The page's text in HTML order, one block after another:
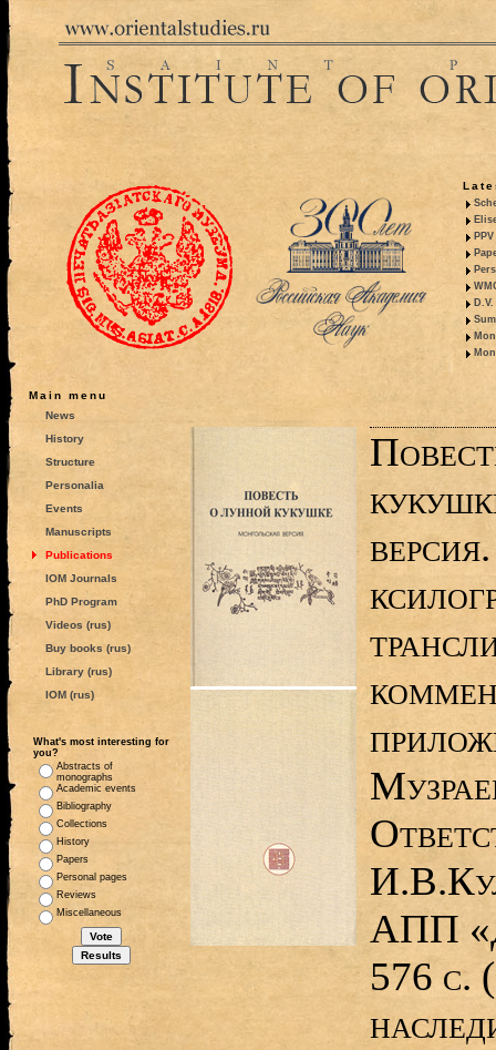
Main menu
News
History
Structure
Personalia
Events
Manuscripts
Publications
IOM Journals
PhD Program
Videos (rus)
Buy books (rus)
Library (rus)
IOM (rus)
What's most interesting for
you?
Abstracts of
monographs
Academic events
Bibliography
Collections
History
Papers
Personal pages
Reviews
Miscellaneous
АПП
576 с.